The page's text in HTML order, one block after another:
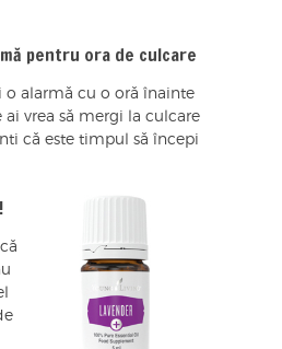
pentru ora de culcare
o alarmă cu o oră înainte
vrea să mergi la culcare
că este timpul să începi